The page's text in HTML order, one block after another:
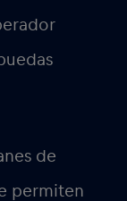
de
permiten